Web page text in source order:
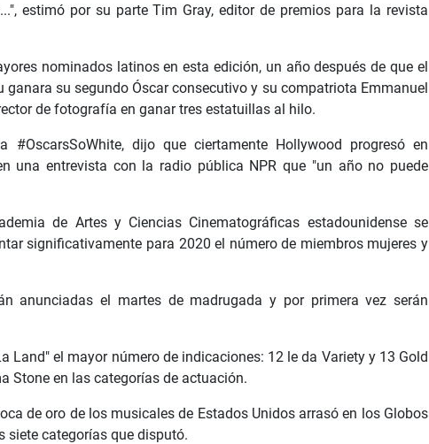
estimó por su parte Tim Gray, editor de premios para la revista
nominados latinos en esta edición, un año después de que el
ganara su segundo Óscar consecutivo y su compatriota Emmanuel
de fotografía en ganar tres estatuillas al hilo.
#OscarsSoWhite, dijo que ciertamente Hollywood progresó en
una entrevista con la radio pública NPR que "un año no puede
de Artes y Ciencias Cinematográficas estadounidense se
significativamente para 2020 el número de miembros mujeres y
anunciadas el martes de madrugada y por primera vez serán
Land" el mayor número de indicaciones: 12 le da Variety y 13 Gold
Stone en las categorías de actuación.
de oro de los musicales de Estados Unidos arrasó en los Globos
siete categorías que disputó.